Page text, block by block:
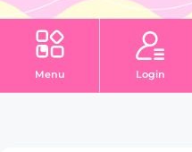
Menu Login